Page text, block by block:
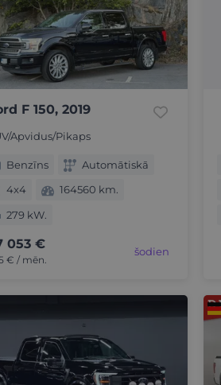
F 150, 2019
Apvidus/Pikaps
Benzīns
Automātiskā
4x4
164560 km.
279 kW.
053 €
€ / mēn.
šodien